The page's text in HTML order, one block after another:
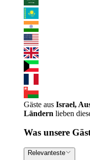
Gäste aus Israel,
Ländern lieben
Was unsere
Relevanteste